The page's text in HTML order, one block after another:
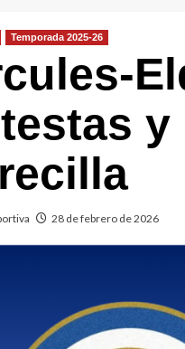
Temporada 2025-26
y
28 de febrero de 2026